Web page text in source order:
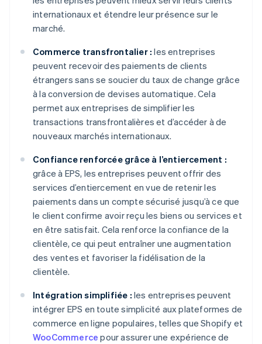
internationaux et étendre leur présence sur le
marché.
Commerce transfrontalier : les entreprises
peuvent recevoir des paiements de clients
étrangers sans se soucier du taux de change grâce
à la conversion de devises automatique. Cela
permet aux entreprises de simplifier les
transactions transfrontalières et d’accéder à de
nouveaux marchés internationaux.
Confiance renforcée grâce à l’entiercement :
grâce à EPS, les entreprises peuvent offrir des
services d’entiercement en vue de retenir les
paiements dans un compte sécurisé jusqu’à ce que
le client confirme avoir reçu les biens ou services et
en être satisfait. Cela renforce la confiance de la
clientèle, ce qui peut entraîner une augmentation
des ventes et favoriser la fidélisation de la
clientèle.
Intégration simplifiée : les entreprises peuvent
intégrer EPS en toute simplicité aux plateformes de
commerce en ligne populaires, telles que Shopify et
WooCommerce pour assurer une expérience de